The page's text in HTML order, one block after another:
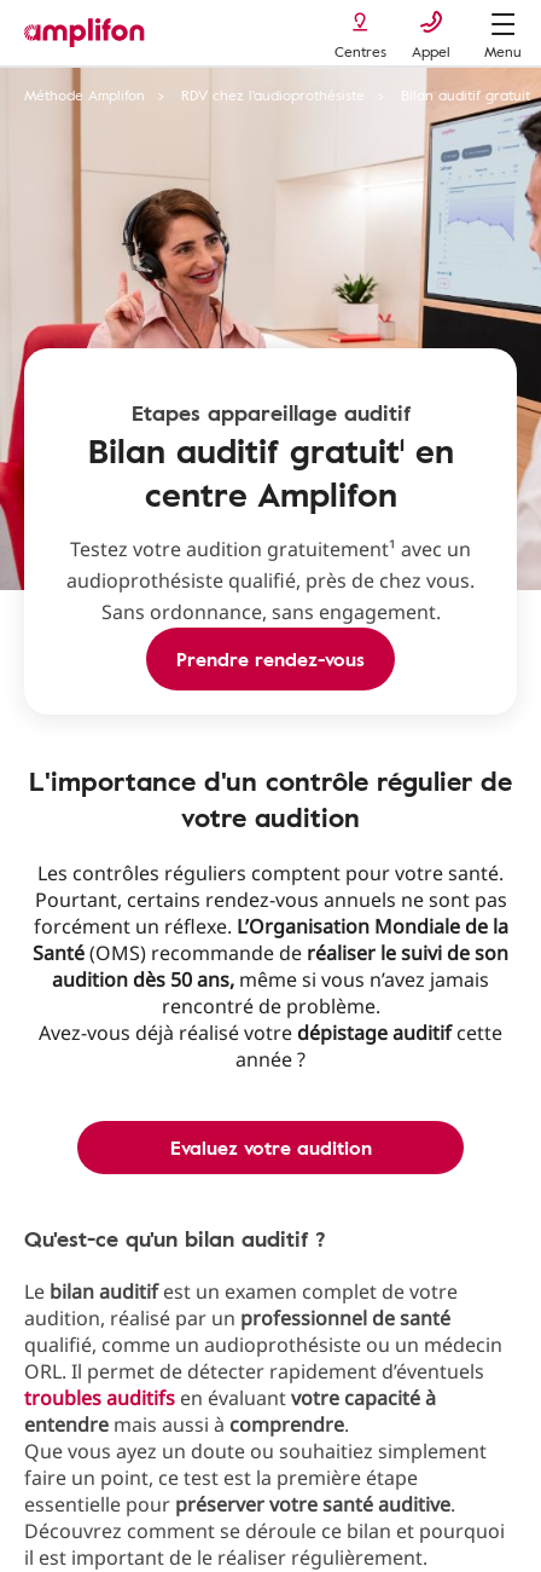
Centres Appel
Menu
Méthode Amplifon
RDV chez l'audioprothésiste Bilan auditif gratuit
Etapes appareillage auditif
Bilan auditif gratuit¹ en
centre Amplifon
Testez votre audition gratuitement¹ avec un
audioprothésiste qualifié, près de chez vous.
Sans ordonnance, sans engagement.
Prendre rendez-vous
L'importance d'un contrôle régulier de
votre audition
Les contrôles réguliers comptent pour votre santé.
Pourtant, certains rendez-vous annuels ne sont pas
forcément un réflexe. L’Organisation Mondiale de la
Santé(OMS) recommande de réaliser le suivi de son
audition dès 50 ans, même si vous n’avez jamais
rencontré de problème.
Avez-vous déjà réalisé votredépistage auditifcette
année ?
Evaluez votre audition
Qu'est-ce qu'un bilan auditif ?
Le bilan auditifest un examen complet de votre
audition, réalisé par un professionnel de santé
qualifié, comme un audioprothésiste ou un médecin
ORL. Il permet de détecter rapidement d’éventuels
troubles auditifs en évaluantvotre capacité à
entendre mais aussi à comprendre.
Que vous ayez un doute ou souhaitiez simplement
faire un point, ce test est la première étape
essentielle pour préserver votre santé auditive.
Découvrez comment se déroule ce bilan et pourquoi
il est important de le réaliser régulièrement.